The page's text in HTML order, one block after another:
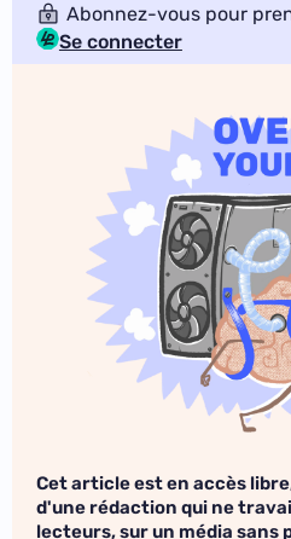
Abonnez-vous pour
Se connecter
Cet article est en accès
d'une rédaction qui ne
lecteurs, sur un média sans